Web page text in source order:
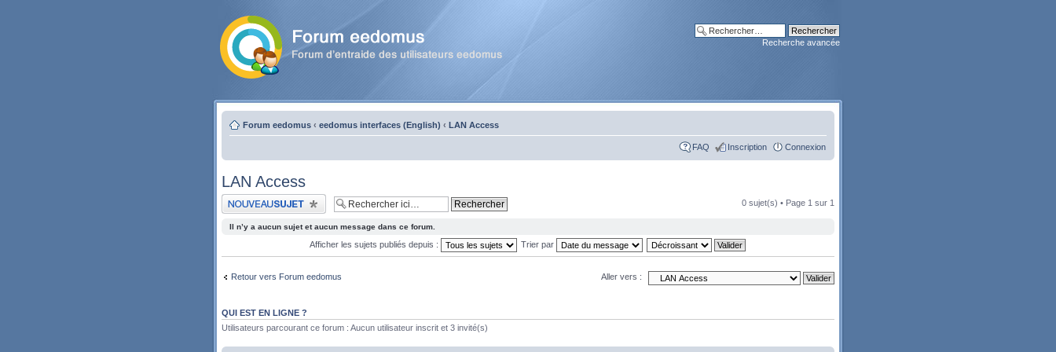
Recherche avancée
Forum eedomus ‹ eedomus interfaces (English) ‹ LAN Access
FAQ Inscription Connexion
LAN Access
Publier un nouveau sujet 0 sujet(s) • Page 1 sur 1
Il n’y a aucun sujet et aucun message dans ce forum.
Afficher les sujets publiés depuis : Trier par
Retour vers Forum eedomus Aller vers :
QUI EST EN LIGNE ?
Utilisateurs parcourant ce forum : Aucun utilisateur inscrit et 3 invité(s)